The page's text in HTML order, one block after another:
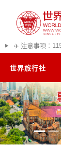
✈️ 注意事項：
世界旅行社
精彩越南
熱門韓國
超夯日本
往前